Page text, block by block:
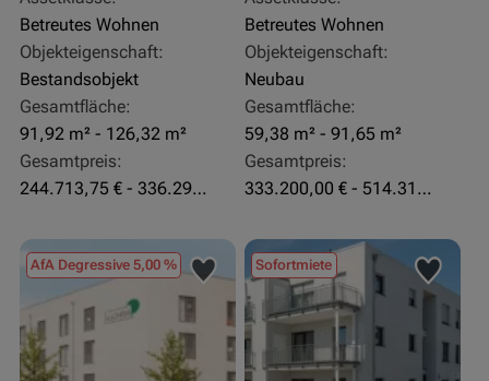
Betreutes Wohnen
Objekteigenschaft:
Bestandsobjekt
Gesamtfläche:
91,92 m² - 126,32 m²
Gesamtpreis:
244.713,75 € - 336.292 €
Betreutes Wohnen
Objekteigenschaft:
Neubau
Gesamtfläche:
59,38 m² - 91,65 m²
Gesamtpreis:
333.200,00 € - 514.310,00 €
AfA Degressive 5,00 % Sofortmiete